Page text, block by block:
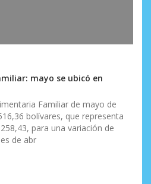
mayo se ubicó en
Familiar de mayo de
bolívares, que representa
para una variación de
de abr